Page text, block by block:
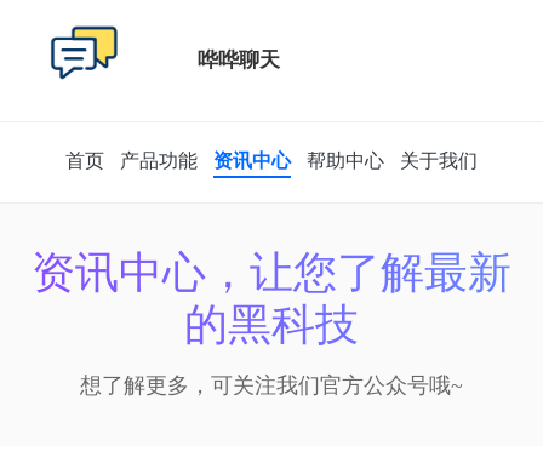
哗哗聊天
首页 产品功能 资讯中心 帮助中心 关于我们
资讯中心，让您了解最新
的黑科技
想了解更多，可关注我们官方公众号哦~